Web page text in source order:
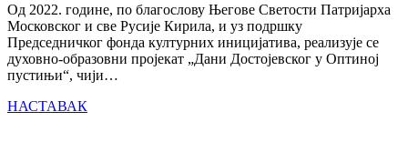
Од 2022. године, по благослову Његове Светости Патријарха
Московског и све Русије Кирила, и уз подршку
Председничког фонда културних иницијатива, реализује се
духовно-образовни пројекат „Дани Достојевског у Оптиној
пустињи“, чији…
НАСТАВАК